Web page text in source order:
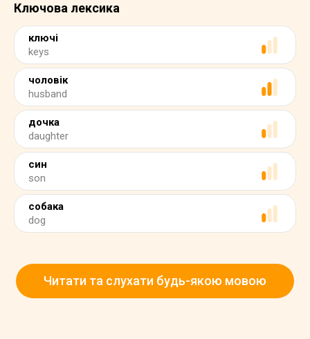
Ключова лексика
ключі
keys
чоловік
husband
дочка
daughter
син
son
собака
dog
Читати та слухати будь-якою мовою